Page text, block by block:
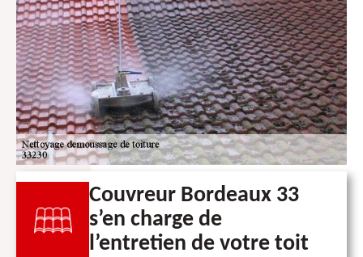
Couvreur Bordeaux 33
s’en charge de
l’entretien de votre toit